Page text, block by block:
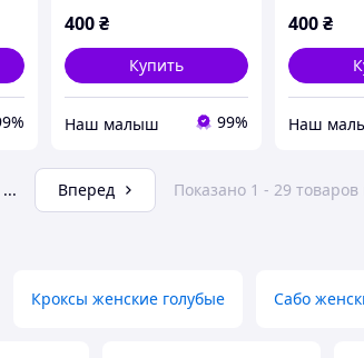
400₴
Купить
‏Наш малыш 99%
400₴
‏Наш
... Вперед Показано 1 - 29 товаров
Кроксы женские голубые Сабо